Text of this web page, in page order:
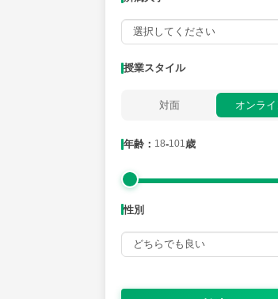
授業スタイル
対面 オンライ
年齢： 18-101歳
性別
所属大学